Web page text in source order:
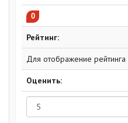
0
Рейтинг:
Для отображение
Оценить: